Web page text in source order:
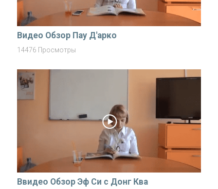
Видео Обзор Пау Д'арко
14476 Просмотры
Ввидео Обзор Эф Си с Донг Ква